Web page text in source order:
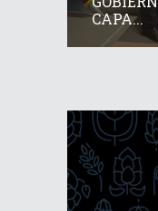
CAPA...